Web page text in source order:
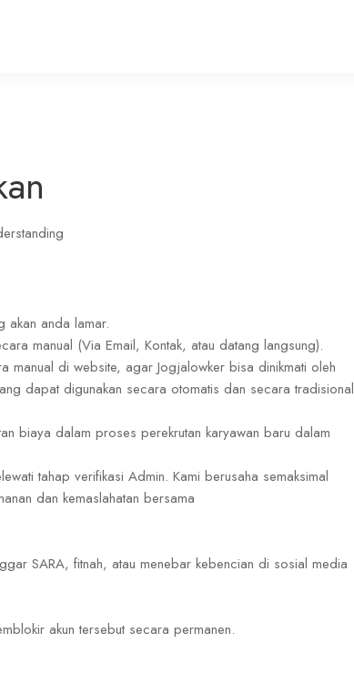
akan anda lamar.
manual (Via Email, Kontak, atau datang langsung).
manual di website, agar Jogjalowker bisa dinikmati oleh
dapat digunakan secara otomatis dan secara tradisional
biaya dalam proses perekrutan karyawan baru dalam
tahap verifikasi Admin. Kami berusaha semaksimal
dan kemaslahatan bersama
SARA, fitnah, atau menebar kebencian di sosial media
akun tersebut secara permanen.